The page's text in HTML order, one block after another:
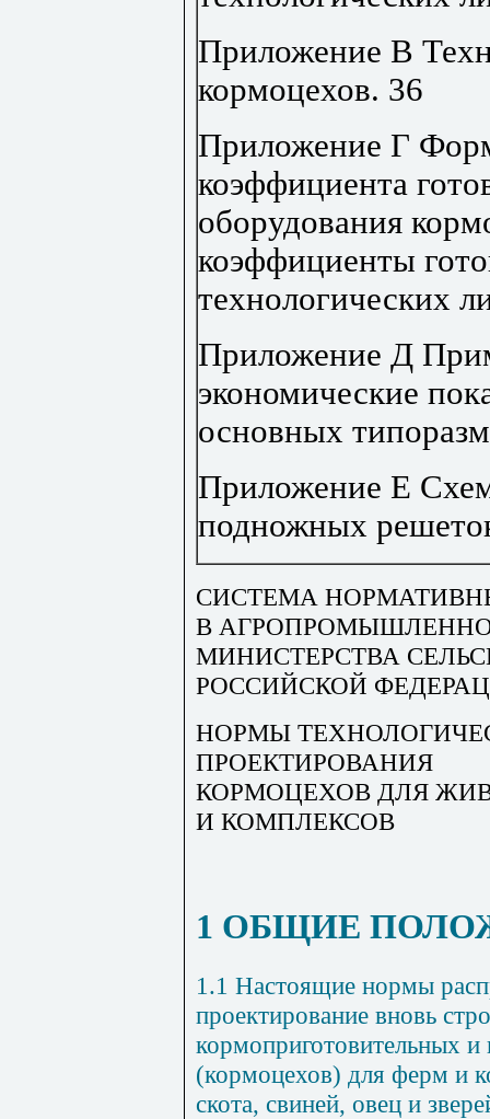
Приложение В
кормоцехов. 36
Приложение Г
коэффициента
оборудования
коэффициенты
технологических
Приложение Д
экономические
основных
Приложение Е
подножных
СИСТЕМА
В
МИНИСТЕРСТВА
РОССИЙСКОЙ
НОРМЫ
ПРОЕКТИРОВАНИЯ
КОРМОЦЕХОВ ДЛЯ
И КОМПЛЕКСОВ
1 ОБЩИЕ
1.1 Настоящие нормы
проектирование вновь
кормоприготовительных
(кормоцехов) для ферм и
скота, свиней, овец и